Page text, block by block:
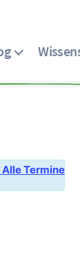
Alle Termine